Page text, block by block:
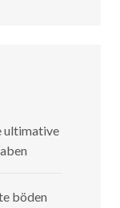
ultimative
böden